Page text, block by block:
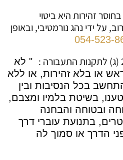
זהירות היא ביטוי
על ידי נהג נורמטיבי, ובאופן
054-523-
" לא
או בלא זהירות, או ללא
בכל הנסיבות ובין
בשיטת בלמיו ומצבם,
ובטוחה והבחנה
בתנועת עוברי דרך
הדרך או סמוך לה